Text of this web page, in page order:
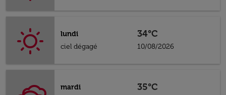
lundi
ciel dégagé
34°C
10/08/2026
mardi
35°C